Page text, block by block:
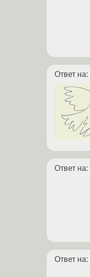
Ответ на:
Ответ на:
Ответ на: